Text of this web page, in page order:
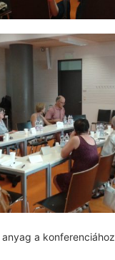
a konferenciához